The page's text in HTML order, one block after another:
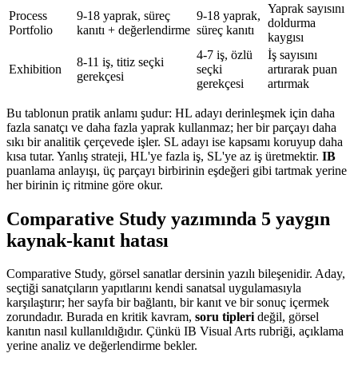
Process
Portfolio
9-18 yaprak, süreç
kanıtı + değerlendirme
9-18 yaprak,
süreç kanıtı
Yaprak sayısını
doldurma
kaygısı
Exhibition
8-11 iş, titiz seçki
gerekçesi
4-7 iş, özlü
seçki
gerekçesi
İş sayısını
artırarak puan
artırmak
Bu tablonun pratik anlamı şudur: HL adayı derinleşmek için daha
fazla sanatçı ve daha fazla yaprak kullanmaz; her bir parçayı daha
sıkı bir analitik çerçevede işler. SL adayı ise kapsamı koruyup daha
kısa tutar. Yanlış strateji, HL'ye fazla iş, SL'ye az iş üretmektir. IB
puanlama anlayışı, üç parçayı birbirinin eşdeğeri gibi tartmak yerine
her birinin iç ritmine göre okur.
Comparative Study yazımında 5 yaygın
kaynak-kanıt hatası
Comparative Study, görsel sanatlar dersinin yazılı bileşenidir. Aday,
seçtiği sanatçıların yapıtlarını kendi sanatsal uygulamasıyla
karşılaştırır; her sayfa bir bağlantı, bir kanıt ve bir sonuç içermek
zorundadır. Burada en kritik kavram, soru tiplerideğil, görsel
kanıtın nasıl kullanıldığıdır. Çünkü IB Visual Arts rubriği, açıklama
yerine analiz ve değerlendirme bekler.